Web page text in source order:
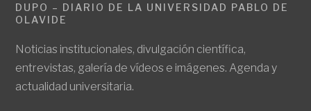
DUPO – DIARIO DE LA UNIVERSIDAD PABLO DE
OLAVIDE
Noticias institucionales, divulgación científica,
entrevistas, galería de vídeos e imágenes. Agenda y
actualidad universitaria.